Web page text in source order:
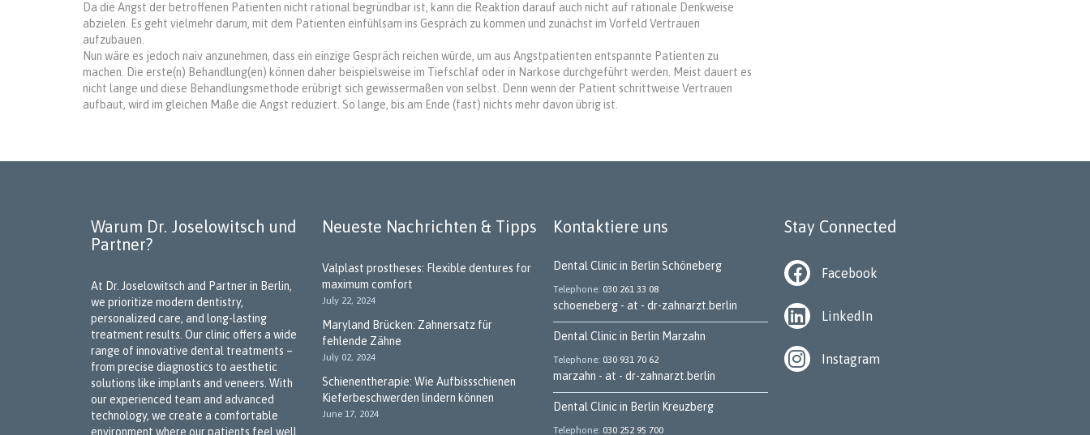
Da die Angst der betroffenen Patienten nicht rational begründbar ist, kann die Reaktion darauf auch nicht auf rationale Denkweise
abzielen. Es geht vielmehr darum, mit dem Patienten einfühlsam ins Gespräch zu kommen und zunächst im Vorfeld Vertrauen
aufzubauen.
Nun wäre es jedoch naiv anzunehmen, dass ein einzige Gespräch reichen würde, um aus Angstpatienten entspannte Patienten zu
machen. Die erste(n) Behandlung(en) können daher beispielsweise im Tiefschlaf oder in Narkose durchgeführt werden. Meist dauert es
nicht lange und diese Behandlungsmethode erübrigt sich gewissermaßen von selbst. Denn wenn der Patient schrittweise Vertrauen
aufbaut, wird im gleichen Maße die Angst reduziert. So lange, bis am Ende (fast) nichts mehr davon übrig ist.
Warum Dr. Joselowitsch und
Partner?
At Dr. Joselowitsch and Partner in Berlin,
we prioritize modern dentistry,
personalized care, and long-lasting
treatment results. Our clinic offers a wide
range of innovative dental treatments –
from precise diagnostics to aesthetic
solutions like implants and veneers. With
our experienced team and advanced
technology, we create a comfortable
environment where our patients feel well
Neueste Nachrichten & Tipps
Valplast prostheses: Flexible dentures for
maximum comfort
July 22, 2024
Maryland Brücken: Zahnersatz für
fehlende Zähne
July 02, 2024
Schienentherapie: Wie Aufbissschienen
Kieferbeschwerden lindern können
June 17, 2024
Kontaktiere uns
Dental Clinic in Berlin Schöneberg
Telephone 030 261 33 08
schoeneberg - at - dr-zahnarzt.berlin
Dental Clinic in Berlin Marzahn
Telephone 030 931 70 62
marzahn - at - dr-zahnarzt.berlin
Dental Clinic in Berlin Kreuzberg
Telephone 030 252 95 700
Stay Connected
Facebook
LinkedIn
Instagram